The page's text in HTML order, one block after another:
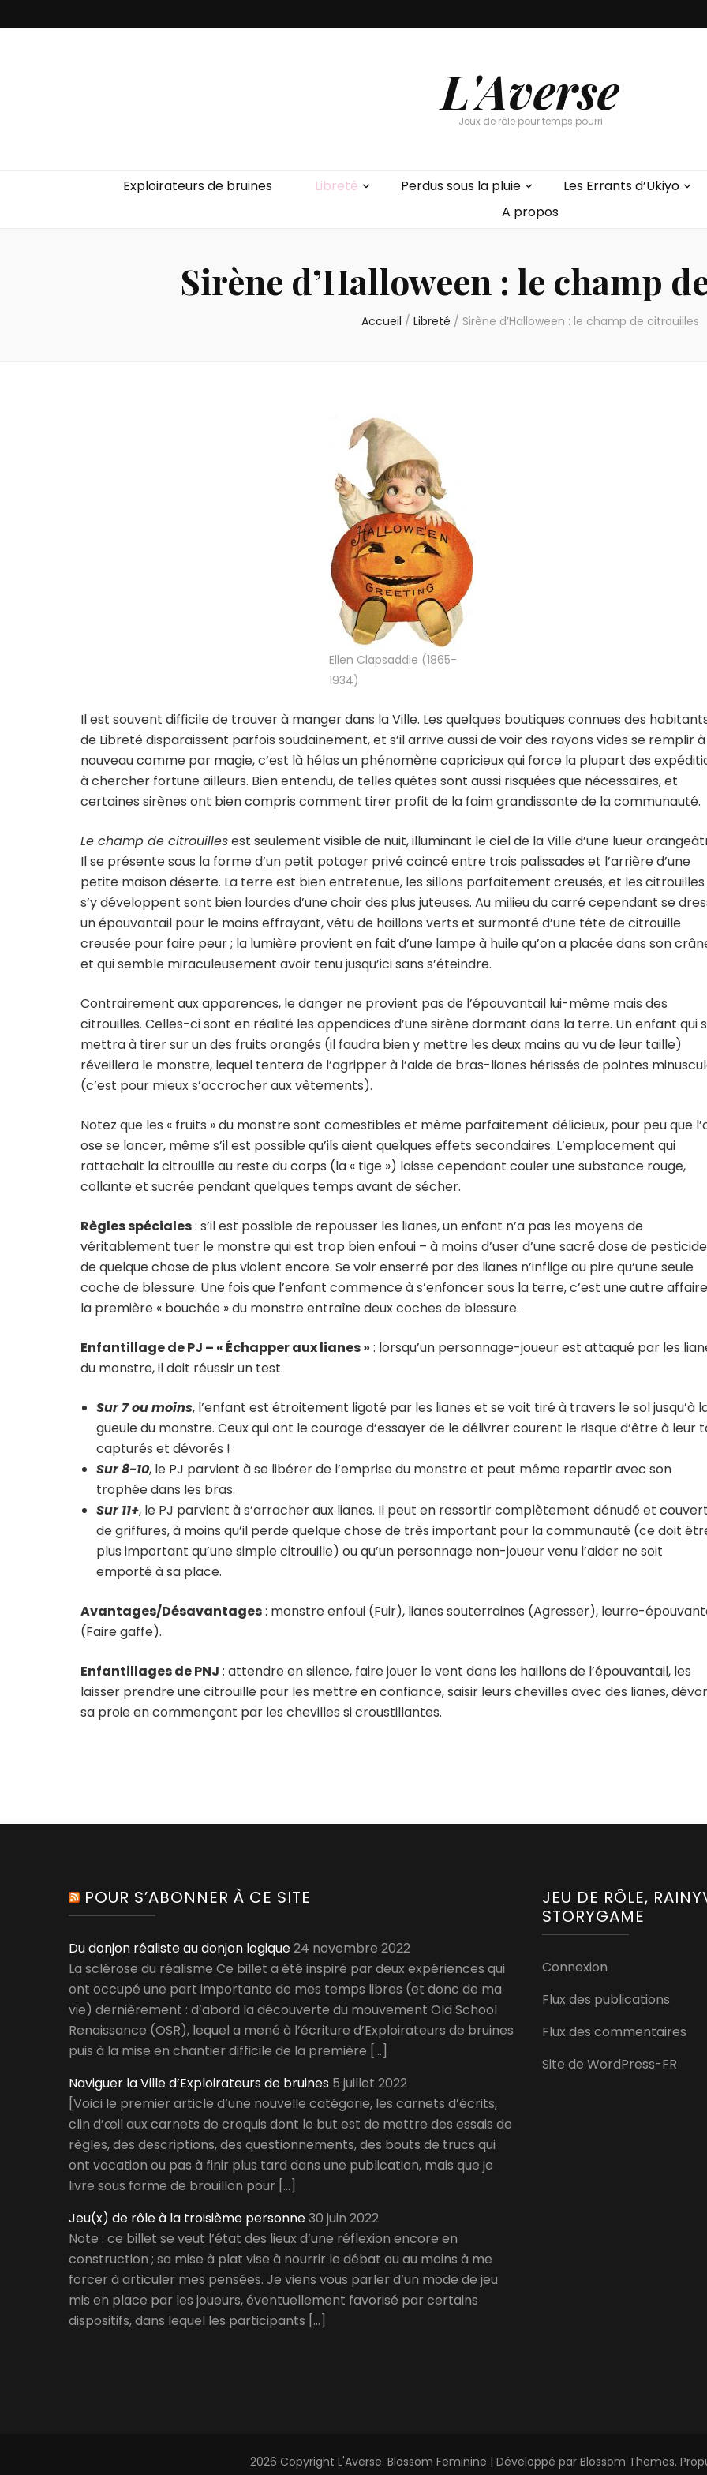
L'Averse
Jeux de rôle pour temps pourri
Exploirateurs de bruines Libreté Perdus sous la pluie Les Errants d’Ukiyo
A propos
Sirène d’Halloween : le champ
Accueil / Libreté / Sirène d’Halloween : le champ de citrouilles
Ellen Clapsaddle (1865-
1934)
Il est souvent difficile de trouver à manger dans la Ville. Les quelques boutiques connues des
de Libreté disparaissent parfois soudainement, et s’il arrive aussi de voir des rayons vides se remplir à
nouveau comme par magie, c’est là hélas un phénomène capricieux qui force la plupart des
à chercher fortune ailleurs. Bien entendu, de telles quêtes sont aussi risquées que nécessaires, et
certaines sirènes ont bien compris comment tirer profit de la faim grandissante de la communauté.
Le champ de citrouillesest seulement visible de nuit, illuminant le ciel de la Ville d’une lueur
Il se présente sous la forme d’un petit potager privé coincé entre trois palissades et l’arrière d’une
petite maison déserte. La terre est bien entretenue, les sillons parfaitement creusés, et les citrouilles
s’y développent sont bien lourdes d’une chair des plus juteuses. Au milieu du carré cependant se
un épouvantail pour le moins effrayant, vêtu de haillons verts et surmonté d’une tête de citrouille
creusée pour faire peur ; la lumière provient en fait d’une lampe à huile qu’on a placée dans son
et qui semble miraculeusement avoir tenu jusqu’ici sans s’éteindre.
Contrairement aux apparences, le danger ne provient pas de l’épouvantail lui-même mais des
citrouilles. Celles-ci sont en réalité les appendices d’une sirène dormant dans la terre. Un enfant qui
mettra à tirer sur un des fruits orangés (il faudra bien y mettre les deux mains au vu de leur taille)
réveillera le monstre, lequel tentera de l’agripper à l’aide de bras-lianes hérissés de pointes
(c’est pour mieux s’accrocher aux vêtements).
Notez que les « fruits » du monstre sont comestibles et même parfaitement délicieux, pour peu que
ose se lancer, même s’il est possible qu’ils aient quelques effets secondaires. L’emplacement qui
rattachait la citrouille au reste du corps (la « tige ») laisse cependant couler une substance rouge,
collante et sucrée pendant quelques temps avant de sécher.
Règles spéciales: s’il est possible de repousser les lianes, un enfant n’a pas les moyens de
véritablement tuer le monstre qui est trop bien enfoui – à moins d’user d’une sacré dose de
de quelque chose de plus violent encore. Se voir enserré par des lianes n’inflige au pire qu’une seule
coche de blessure. Une fois que l’enfant commence à s’enfoncer sous la terre, c’est une autre
la première « bouchée » du monstre entraîne deux coches de blessure.
Enfantillage de PJ – « Échapper aux lianes » : lorsqu’un personnage-joueur est attaqué par les
du monstre, il doit réussir un test.
Sur 7 ou moins, l’enfant est étroitement ligoté par les lianes et se voit tiré à travers le sol jusqu’à
gueule du monstre. Ceux qui ont le courage d’essayer de le délivrer courent le risque d’être à leur
capturés et dévorés !
Sur 8-10, le PJ parvient à se libérer de l’emprise du monstre et peut même repartir avec son
trophée dans les bras.
Sur 11+, le PJ parvient à s’arracher aux lianes. Il peut en ressortir complètement dénudé et couvert
de griffures, à moins qu’il perde quelque chose de très important pour la communauté (ce doit
plus important qu’une simple citrouille) ou qu’un personnage non-joueur venu l’aider ne soit
emporté à sa place.
Avantages/Désavantages: monstre enfoui (Fuir), lianes souterraines (Agresser), leurre-
(Faire gaffe).
Enfantillages de PNJ : attendre en silence, faire jouer le vent dans les haillons de l’épouvantail, les
laisser prendre une citrouille pour les mettre en confiance, saisir leurs chevilles avec des lianes,
sa proie en commençant par les chevilles si croustillantes.
POUR S’ABONNER À CE SITE
Du donjon réaliste au donjon logique24 novembre 2022
La sclérose du réalisme Ce billet a été inspiré par deux expériences qui
ont occupé une part importante de mes temps libres (et donc de ma
vie) dernièrement : d’abord la découverte du mouvement Old School
Renaissance (OSR), lequel a mené à l’écriture d’Exploirateurs de bruines
puis à la mise en chantier difficile de la première […]
Naviguer la Ville d’Exploirateurs de bruines 5 juillet 2022
[Voici le premier article d’une nouvelle catégorie, les carnets d’écrits,
clin d’œil aux carnets de croquis dont le but est de mettre des essais de
règles, des descriptions, des questionnements, des bouts de trucs qui
ont vocation ou pas à finir plus tard dans une publication, mais que je
livre sous forme de brouillon pour […]
Jeu(x) de rôle à la troisième personne30 juin 2022
Note : ce billet se veut l’état des lieux d’une réflexion encore en
construction ; sa mise à plat vise à nourrir le débat ou au moins à me
forcer à articuler mes pensées. Je viens vous parler d’un mode de jeu
mis en place par les joueurs, éventuellement favorisé par certains
dispositifs, dans lequel les participants […]
JEU DE RÔLE,
STORYGAME
Connexion
Flux des publications
Flux des commentaires
Site de WordPress-FR
2026 Copyright L'Averse. Blossom Feminine | Développé par Blossom Themes.